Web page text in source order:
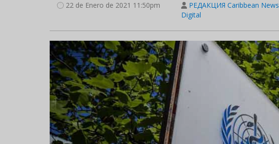
22 de Enero de 2021 11:50pm
РЕДАКЦИЯ Caribbean News
Digital